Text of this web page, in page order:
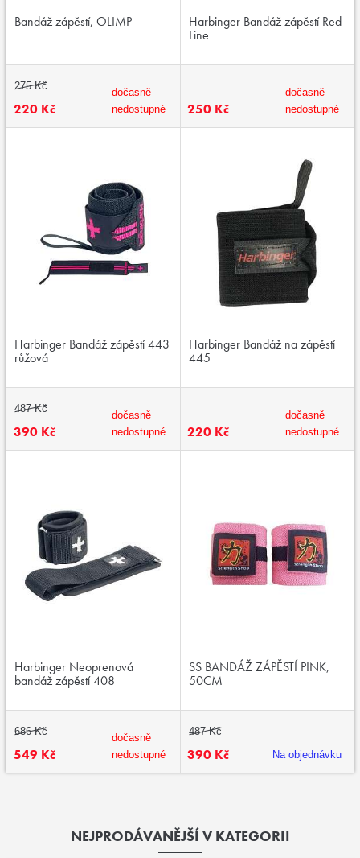
Bandáž zápěstí, OLIMP
275 Kč
220 Kč
dočasně
nedostupné
Harbinger Bandáž zápěstí Red
Line
250 Kč
dočasně
nedostupné
Harbinger Bandáž zápěstí 443
růžová
487 Kč
390 Kč
dočasně
nedostupné
Harbinger Bandáž na zápěstí
445
220 Kč
dočasně
nedostupné
Harbinger Neoprenová
bandáž zápěstí 408
686 Kč
549 Kč
dočasně
nedostupné
SS BANDÁŽ ZÁPĚSTÍ PINK,
50CM
487 Kč
390 Kč Na objednávku
NEJPRODÁVANĚJŠÍ V KATEGORII